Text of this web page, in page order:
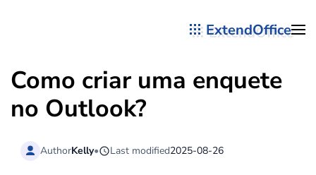
ExtendOffice
Como criar uma enquete
no Outlook?
AuthorKelly• Last modified2025-08-26